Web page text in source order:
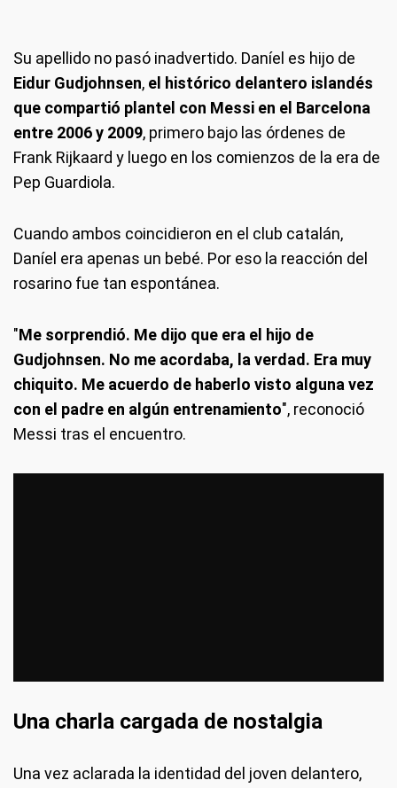
Su apellido no pasó inadvertido. Daníel es hijo de
Eidur Gudjohnsen, el histórico delantero islandés
que compartió plantel con Messi en el Barcelona
entre 2006 y 2009, primero bajo las órdenes de
Frank Rijkaard y luego en los comienzos de la era de
Pep Guardiola.
Cuando ambos coincidieron en el club catalán,
Daníel era apenas un bebé. Por eso la reacción del
rosarino fue tan espontánea.
"Me sorprendió. Me dijo que era el hijo de
Gudjohnsen. No me acordaba, la verdad. Era muy
chiquito. Me acuerdo de haberlo visto alguna vez
con el padre en algún entrenamiento", reconoció
Messi tras el encuentro.
Una charla cargada de nostalgia
Una vez aclarada la identidad del joven delantero,